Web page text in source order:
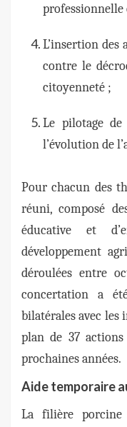
L’insertion des
contre le
citoyenneté ;
Le pilotage de
l’évolution de
Pour chacun des
réuni, composé
éducative et
développement
déroulées entre
concertation a
bilatérales avec
plan de 37
prochaines années.
Aide temporaire
La filière